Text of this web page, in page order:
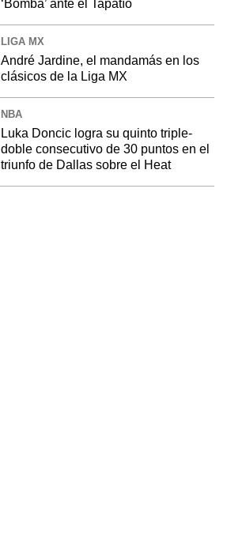
‘Bomba’ ante el Tapatío
LIGA MX
André Jardine, el mandamás en los
clásicos de la Liga MX
NBA
Luka Doncic logra su quinto triple-
doble consecutivo de 30 puntos en el
triunfo de Dallas sobre el Heat